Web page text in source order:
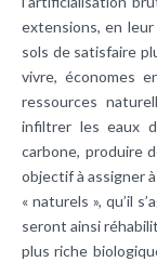
extensions, en
sols de satisfaire
vivre, économes
ressources
infiltrer les eaux
carbone, produire
objectif à assigner
« naturels », qu’il
seront ainsi
plus riche